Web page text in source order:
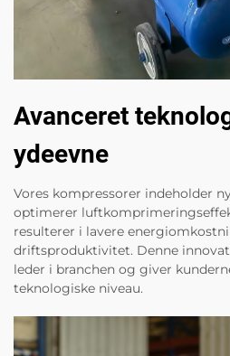
Avanceret
ydeevne
Vores kompressorer indeholder
optimerer
resulterer i lavere
driftsproduktivitet. Denne
leder i branchen og giver
teknologiske niveau.